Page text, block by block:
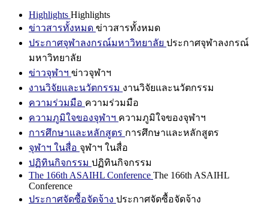
Highlights Highlights
ข่าวสารทั้งหมด ข่าวสารทั้งหมด
ประกาศจุฬาลงกรณ์มหาวิทยาลัย ประกาศจุฬาลงกรณ์
มหาวิทยาลัย
ข่าวจุฬาฯ ข่าวจุฬาฯ
งานวิจัยและนวัตกรรม งานวิจัยและนวัตกรรม
ความร่วมมือ ความร่วมมือ
ความภูมิใจของจุฬาฯ ความภูมิใจของจุฬาฯ
การศึกษาและหลักสูตร การศึกษาและหลักสูตร
จุฬาฯ ในสื่อ จุฬาฯ ในสื่อ
ปฏิทินกิจกรรม ปฏิทินกิจกรรม
The 166th ASAIHL Conference The 166th ASAIHL
Conference
ประกาศจัดซื้อจัดจ้าง ประกาศจัดซื้อจัดจ้าง